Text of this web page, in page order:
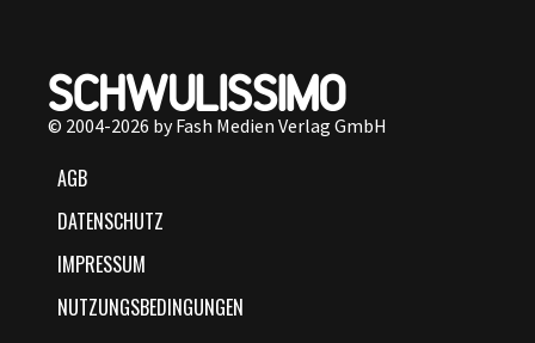
© 2004-2026 by Fash Medien Verlag GmbH
AGB
DATENSCHUTZ
IMPRESSUM
NUTZUNGSBEDINGUNGEN